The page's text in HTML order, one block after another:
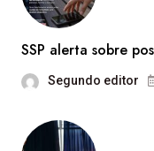
SSP alerta sobre
Segundo editor